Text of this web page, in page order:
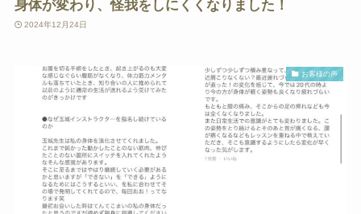
身体が変わり、怪我をしにくくなりました！
2024年12月24日
お客様の声